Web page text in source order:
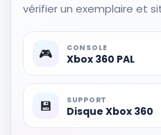
vérifier un exemplaire et
🎮 CONSOLE
Xbox 360 PAL
💾 SUPPORT
Disque Xbox 360